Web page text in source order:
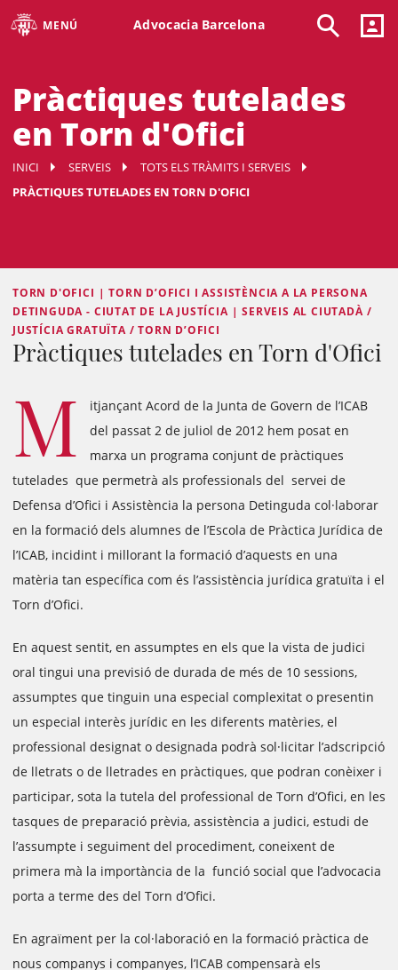
MENÚ Advocacia Barcelona
Pràctiques tutelades
en Torn d'Ofici
INICI SERVEIS
TOTS ELS TRÀMITS I SERVEIS
PRÀCTIQUES TUTELADES EN TORN D'OFICI
TORN D'OFICI | TORN D’OFICI I ASSISTÈNCIA A LA PERSONA
DETINGUDA - CIUTAT DE LA JUSTÍCIA | SERVEIS AL CIUTADÀ /
JUSTÍCIA GRATUÏTA / TORN D’OFICI
Pràctiques tutelades en Torn d'Ofici
M
itjançant Acord de la Junta de Govern de l’ICAB
del passat 2 de juliol de 2012 hem posat en
marxa un programa conjunt de pràctiques
tutelades que permetrà als professionals del servei de
Defensa d’Ofici i Assistència la persona Detinguda col·laborar
en la formació dels alumnes de l’Escola de Pràctica Jurídica de
l’ICAB, incidint i millorant la formació d’aquests en una
matèria tan específica com és l’assistència jurídica gratuïta i el
Torn d’Ofici.
En aquest sentit, en assumptes en els que la vista de judici
oral tingui una previsió de durada de més de 10 sessions,
assumptes que tinguin una especial complexitat o presentin
un especial interès jurídic en les diferents matèries, el
professional designat o designada podrà sol·licitar l’adscripció
de lletrats o de lletrades en pràctiques, que podran conèixer i
participar, sota la tutela del professional de Torn d’Ofici, en les
tasques de preparació prèvia, assistència a judici, estudi de
l’assumpte i seguiment del procediment, coneixent de
primera mà la importància de la funció social que l’advocacia
porta a terme des del Torn d’Ofici.
En agraïment per la col·laboració en la formació pràctica de
nous companys i companyes, l’ICAB compensarà els